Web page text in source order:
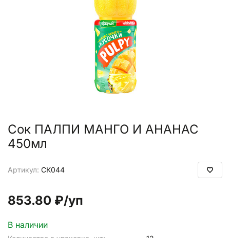
Артикул: СК044
Сок ПАЛПИ МАНГО И АНАНАС
450мл
853.80 ₽/уп
В наличии